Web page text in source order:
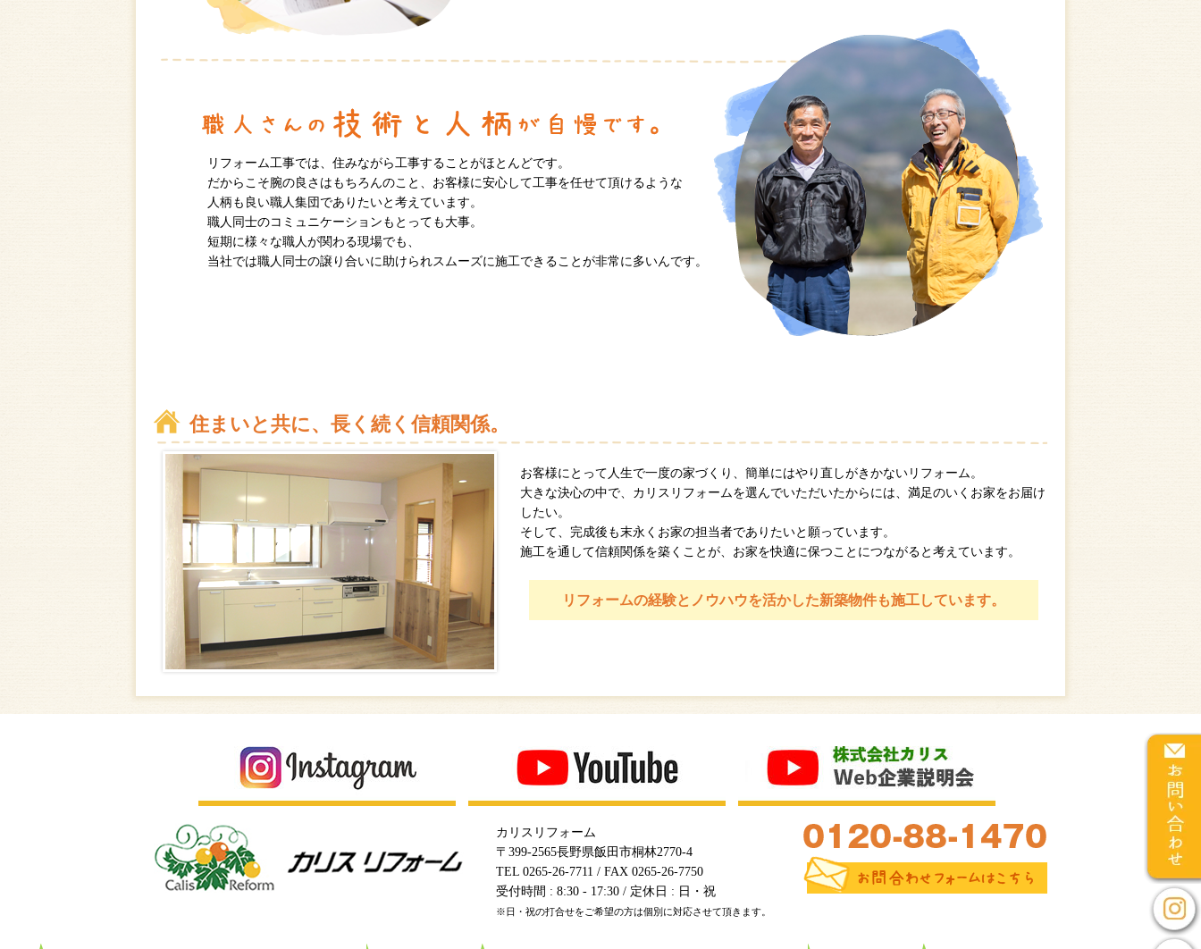
リフォーム工事では、住みながら工事することがほとんどです。
だからこそ腕の良さはもちろんのこと、お客様に安心して工事を任せて頂けるような
人柄も良い職人集団でありたいと考えています。
職人同士のコミュニケーションもとっても大事。
短期に様々な職人が関わる現場でも、
当社では職人同士の譲り合いに助けられスムーズに施工できることが非常に多いんです。
住まいと共に、長く続く信頼関係。
お客様にとって人生で一度の家づくり、簡単にはやり直しがきかないリフォーム。
大きな決心の中で、カリスリフォームを選んでいただいたからには、満足のいくお家をお届け
したい。
そして、完成後も末永くお家の担当者でありたいと願っています。
施工を通して信頼関係を築くことが、お家を快適に保つことにつながると考えています。
リフォームの経験とノウハウを活かした新築物件も施工しています。
カリスリフォーム
〒399-2565長野県飯田市桐林2770-4
TEL 0265-26-7711 / FAX 0265-26-7750
受付時間 : 8:30 - 17:30 / 定休日 : 日・祝
※日・祝の打合せをご希望の方は個別に対応させて頂きます。